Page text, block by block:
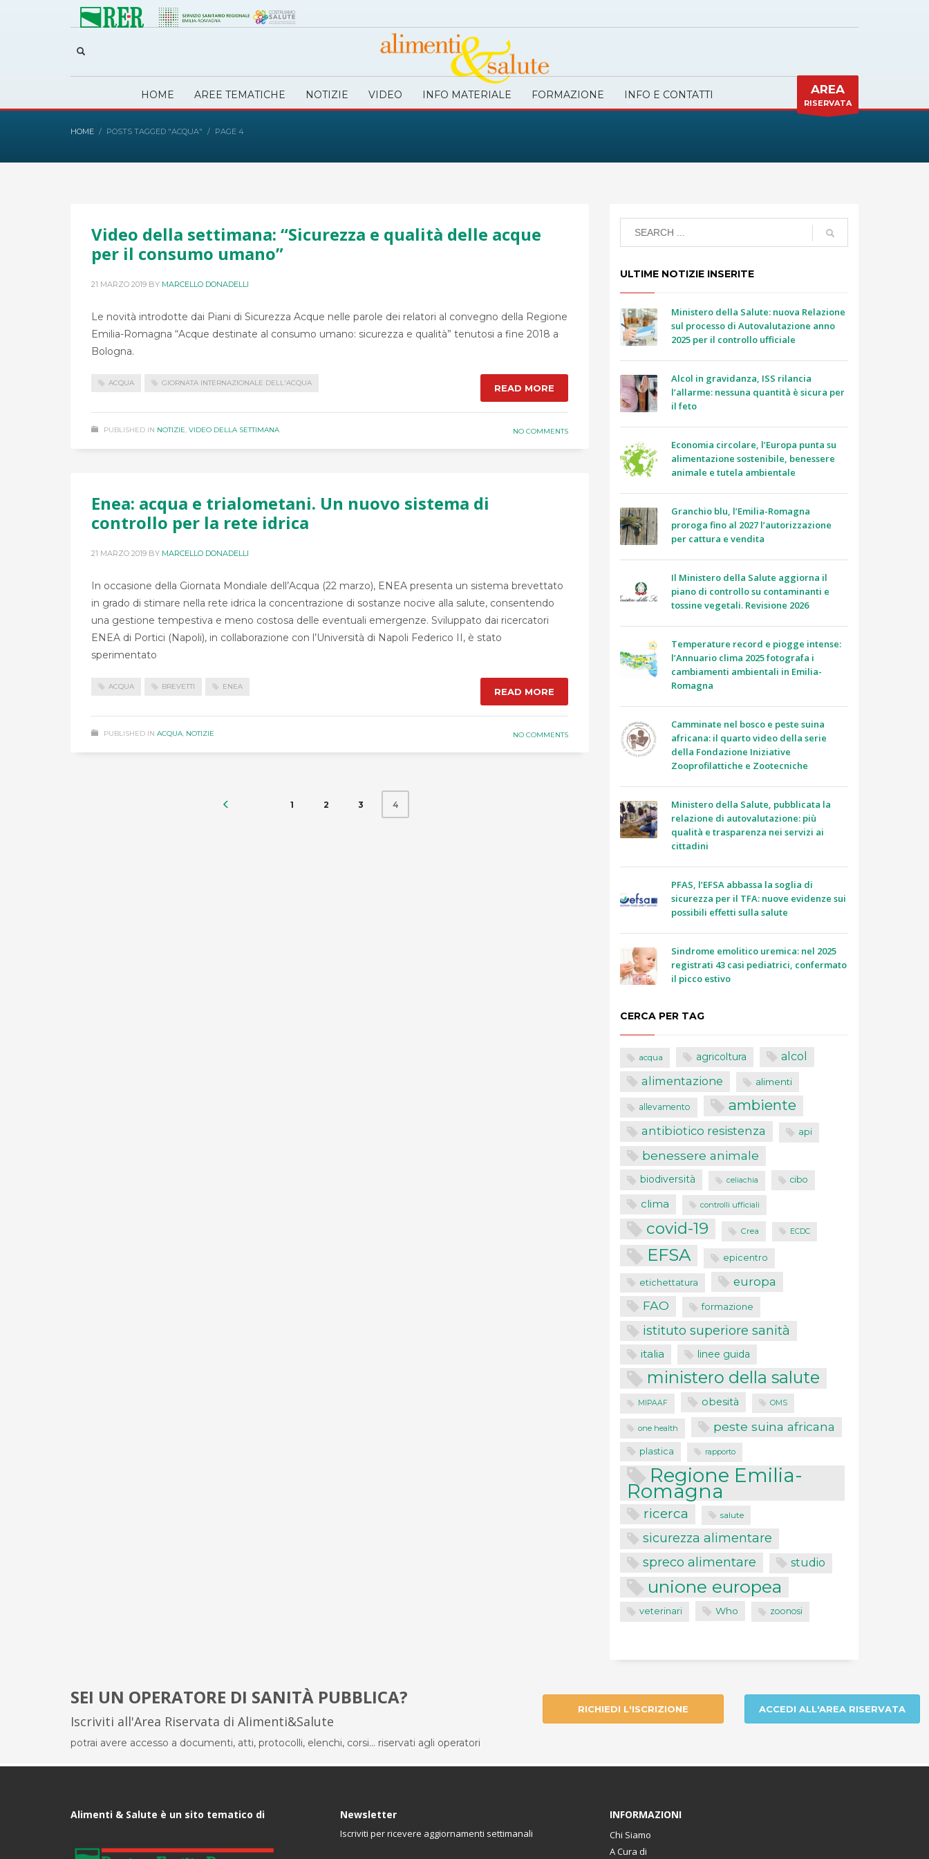
HOME AREE TEMATICHE NOTIZIE VIDEO INFO MATERIALE FORMAZIONE INFO E CONTATTI AREA
RISERVATA
HOME POSTS TAGGED "ACQUA" PAGE 4
Video della settimana: “Sicurezza e qualità delle acque
per il consumo umano”
21 MARZO 2019 BY MARCELLO DONADELLI
Le novità introdotte dai Piani di Sicurezza Acque nelle parole dei relatori al convegno della Regione
Emilia-Romagna “Acque destinate al consumo umano: sicurezza e qualità” tenutosi a fine 2018 a
Bologna.
ACQUA GIORNATA INTERNAZIONALE DELL'ACQUA READ MORE
PUBLISHED IN NOTIZIE, VIDEO DELLA SETTIMANA NO COMMENTS
Enea: acqua e trialometani. Un nuovo sistema di
controllo per la rete idrica
21 MARZO 2019 BY MARCELLO DONADELLI
In occasione della Giornata Mondiale dell’Acqua (22 marzo), ENEA presenta un sistema brevettato
in grado di stimare nella rete idrica la concentrazione di sostanze nocive alla salute, consentendo
una gestione tempestiva e meno costosa delle eventuali emergenze. Sviluppato dai ricercatori
ENEA di Portici (Napoli), in collaborazione con l’Università di Napoli Federico II, è stato
sperimentato
ACQUA BREVETTI ENEA READ MORE
PUBLISHED IN ACQUA, NOTIZIE NO COMMENTS
1 2 3 4
ULTIME NOTIZIE INSERITE
Ministero della Salute: nuova Relazione
sul processo di Autovalutazione anno
2025 per il controllo ufficiale
Alcol in gravidanza, ISS rilancia
l’allarme: nessuna quantità è sicura per
il feto
Economia circolare, l’Europa punta su
alimentazione sostenibile, benessere
animale e tutela ambientale
Granchio blu, l’Emilia-Romagna
proroga fino al 2027 l’autorizzazione
per cattura e vendita
Il Ministero della Salute aggiorna il
piano di controllo su contaminanti e
tossine vegetali. Revisione 2026
Temperature record e piogge intense:
l’Annuario clima 2025 fotografa i
cambiamenti ambientali in Emilia-
Romagna
Camminate nel bosco e peste suina
africana: il quarto video della serie
della Fondazione Iniziative
Zooprofilattiche e Zootecniche
Ministero della Salute, pubblicata la
relazione di autovalutazione: più
qualità e trasparenza nei servizi ai
cittadini
PFAS, l’EFSA abbassa la soglia di
sicurezza per il TFA: nuove evidenze sui
possibili effetti sulla salute
Sindrome emolitico uremica: nel 2025
registrati 43 casi pediatrici, confermato
il picco estivo
CERCA PER TAG
acqua agricoltura alcol
alimentazione alimenti
allevamento ambiente
antibiotico resistenza api
benessere animale
biodiversità celiachia cibo
clima controlli ufficiali
covid-19 Crea ECDC
EFSA epicentro
etichettatura europa
FAO formazione
istituto superiore sanità
italia linee guida
ministero della salute
MIPAAF obesità OMS
one health peste suina africana
plastica rapporto
Regione Emilia-
Romagna
ricerca salute
sicurezza alimentare
spreco alimentare studio
unione europea
veterinari Who zoonosi
SEI UN OPERATORE DI SANITÀ PUBBLICA?
Iscriviti all'Area Riservata di Alimenti&Salute
potrai avere accesso a documenti, atti, protocolli, elenchi, corsi... riservati agli operatori
RICHIEDI L'ISCRIZIONE ACCEDI ALL'AREA RISERVATA
Alimenti & Salute è un sito tematico di Newsletter
Iscriviti per ricevere aggiornamenti settimanali
INFORMAZIONI
Chi Siamo
A Cura di